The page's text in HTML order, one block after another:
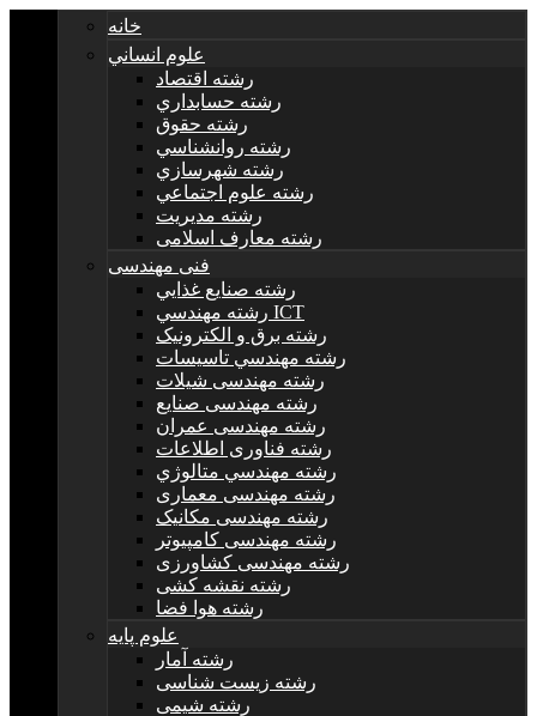
خانه
علوم انساني
رشته اقتصاد
رشته حسابداري
رشته حقوق
رشته روانشناسي
رشته شهرسازي
رشته علوم اجتماعي
رشته مديريت
رشته معارف اسلامی
فنی مهندسی
رشته صنايع غذايي
رشته مهندسي ICT
رشته برق و الکترونيک
رشته مهندسي تاسيسات
رشته مهندسی شیلات
رشته مهندسی صنایع
رشته مهندسی عمران
رشته فناوری اطلاعات
رشته مهندسي متالوژي
رشته مهندسی معماری
رشته مهندسی مکانیک
رشته مهندسی کامپیوتر
رشته مهندسی کشاورزی
رشته نقشه کشی
رشته هوا فضا
علوم پایه
رشته آمار
رشته زیست شناسی
رشته شیمی